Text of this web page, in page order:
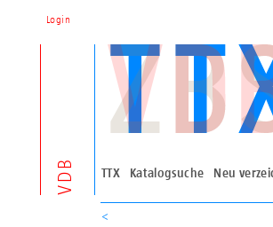
VDB TTX Katalogsuche Neu
Login
<